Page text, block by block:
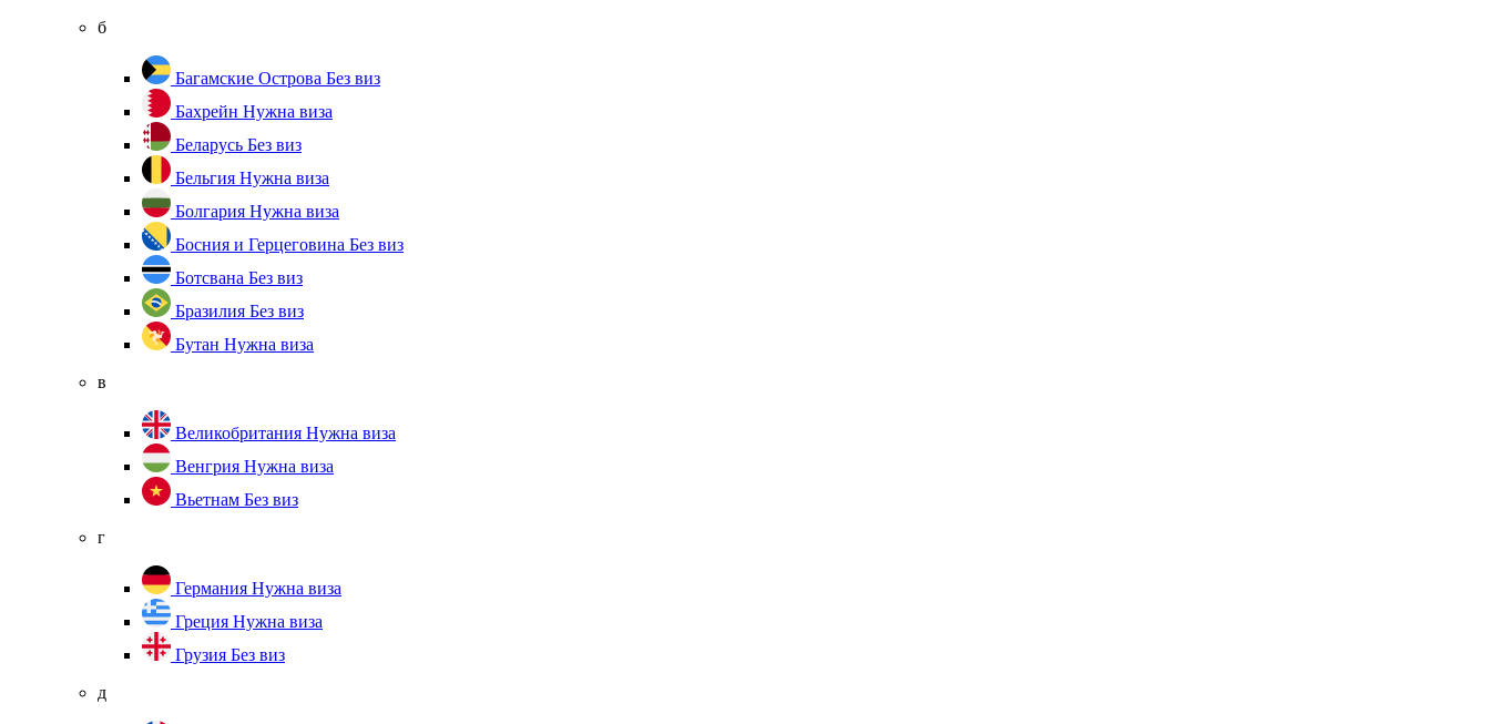
б
Багамские Острова Без виз
Бахрейн Нужна виза
Беларусь Без виз
Бельгия Нужна виза
Болгария Нужна виза
Босния и Герцеговина Без виз
Ботсвана Без виз
Бразилия Без виз
Бутан Нужна виза
в
Великобритания Нужна виза
Венгрия Нужна виза
Вьетнам Без виз
г
Германия Нужна виза
Греция Нужна виза
Грузия Без виз
д